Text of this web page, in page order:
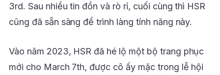
3rd. Sau nhiều tin đồn và rò rỉ, cuối cùng thì HSR
cũng đã sẵn sàng để trình làng tính năng này.
Vào năm 2023, HSR đã hé lộ một bộ trang phục
mới cho March 7th, được cô ấy mặc trong lễ hội